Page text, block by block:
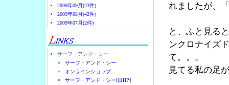
2009年09月(23件)
2009年08月(42件)
2009年07月(2件)
サーフ・アンド・シー
サーフ・アンド・シー
オンラインショップ
サーフ・アンド・シー[日HP]
れましたが、
と、ふと見る
ンクロナイズ
て。。。
見てる私の足